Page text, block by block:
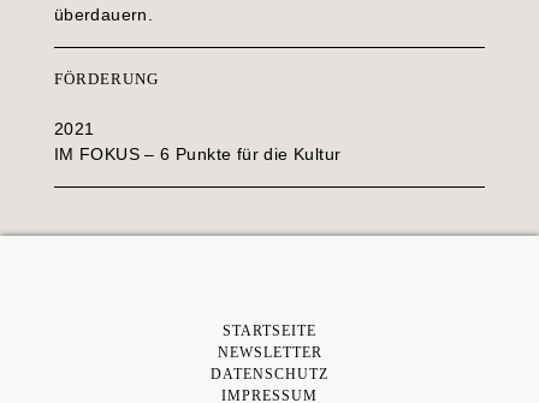
überdauern.
FÖRDERUNG
2021
IM FOKUS – 6 Punkte für die Kultur
STARTSEITE
NEWSLETTER
DATENSCHUTZ
IMPRESSUM